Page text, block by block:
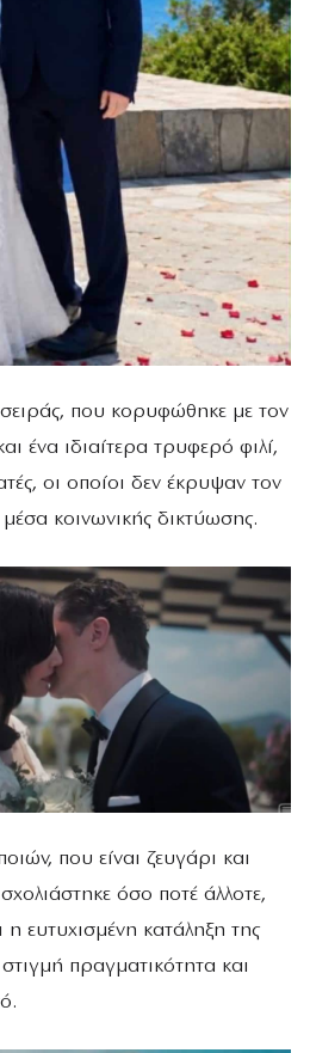
σειράς, που κορυφώθηκε με τον
ένα ιδιαίτερα τρυφερό φιλί,
οι οποίοι δεν έκρυψαν τον
κοινωνικής δικτύωσης.
που είναι ζευγάρι και
όσο ποτέ άλλοτε,
η ευτυχισμένη κατάληξη της
πραγματικότητα και